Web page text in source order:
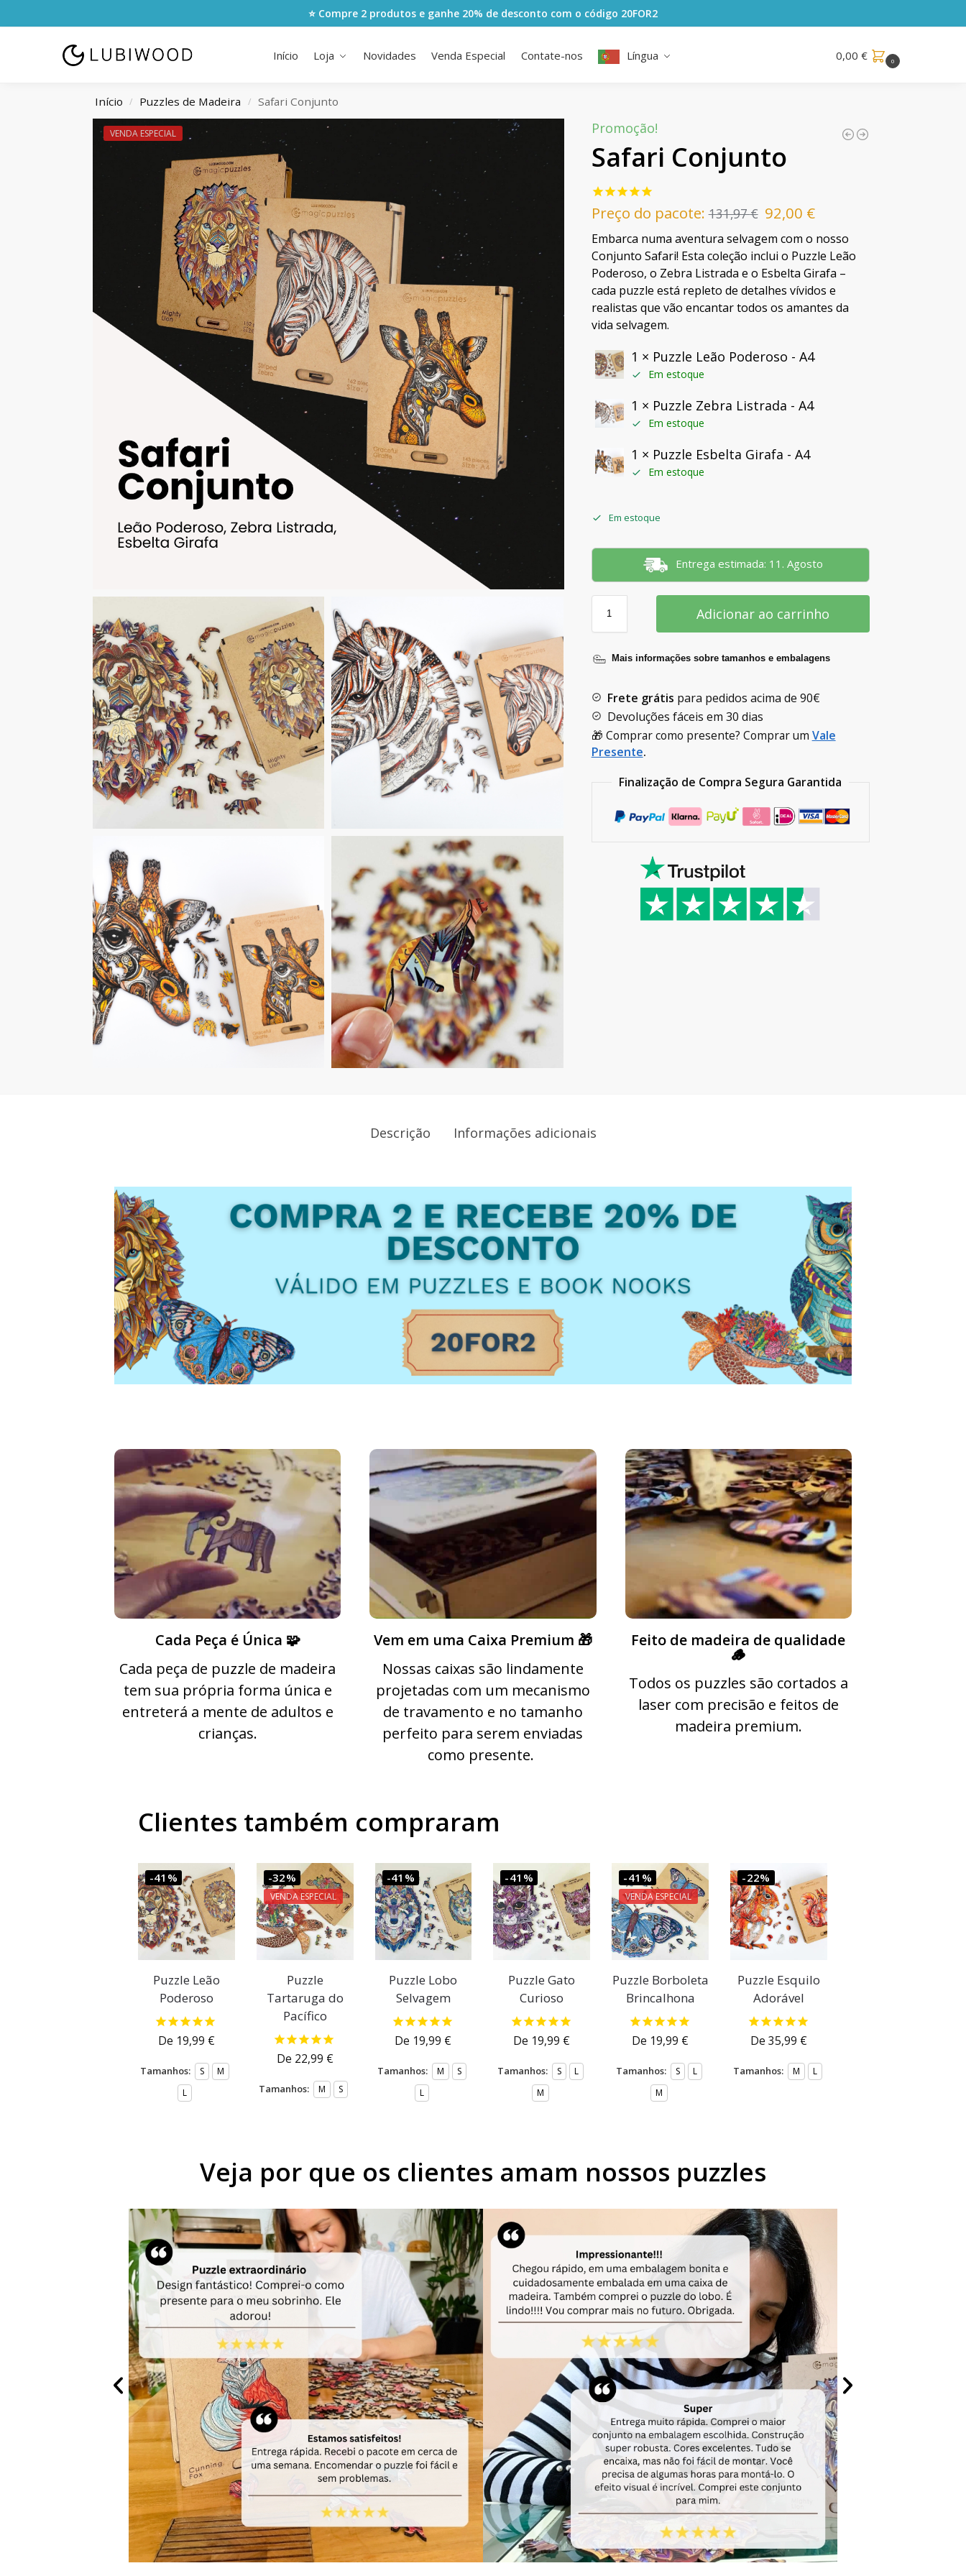
⭐ Compre 2 produtos e ganhe 20% de desconto com o código 20FOR2
Início Loja Novidades Venda Especial Contate-nos Língua 0,00 € 0
Início / Puzzles de Madeira / Safari Conjunto
VENDA ESPECIAL Promoção!
Safari Conjunto
Preço do pacote:131,97€ 92,00 €
Embarca numa aventura selvagem com o nosso
Conjunto Safari! Esta coleção inclui o Puzzle Leão
Poderoso, o Zebra Listrada e o Esbelta Girafa –
cada puzzle está repleto de detalhes vívidos e
realistas que vão encantar todos os amantes da
vida selvagem.
1 × Puzzle Leão Poderoso - A4
Em estoque
1 × Puzzle Zebra Listrada - A4
Em estoque
1 × Puzzle Esbelta Girafa - A4
Em estoque
Em estoque
Entrega estimada: 11. Agosto
Adicionar ao carrinho
Mais informações sobre tamanhos e embalagens
Frete grátis para pedidos acima de 90€
Devoluções fáceis em 30 dias
🎁 Comprar como presente? Comprar um Vale
Presente.
Finalização de Compra Segura Garantida
Descrição Informações adicionais
Cada Peça é Única 🧩
Cada peça de puzzle de madeira
tem sua própria forma única e
entreterá a mente de adultos e
crianças.
Vem em uma Caixa Premium 🎁
Nossas caixas são lindamente
projetadas com um mecanismo
de travamento e no tamanho
perfeito para serem enviadas
como presente.
Feito de madeira de qualidade
🪵
Todos os puzzles são cortados a
laser com precisão e feitos de
madeira premium.
Clientes também compraram
-41%
Puzzle Leão
Poderoso
De 19,99 €
Tamanhos: S
M
L
-32%
VENDA ESPECIAL
Puzzle
Tartaruga do
Pacífico
De 22,99 €
Tamanhos: M S
-41%
Puzzle Lobo
Selvagem
De 19,99 €
Tamanhos: M
S
L
-41%
Puzzle Gato
Curioso
De 19,99 €
Tamanhos: S
L
M
-41%
VENDA ESPECIAL
Puzzle Borboleta
Brincalhona
De 19,99 €
Tamanhos: S
L
M
-22%
Puzzle Esquilo
Adorável
De35,99 €
Tamanhos: M L
Veja por que os clientes amam nossos puzzles